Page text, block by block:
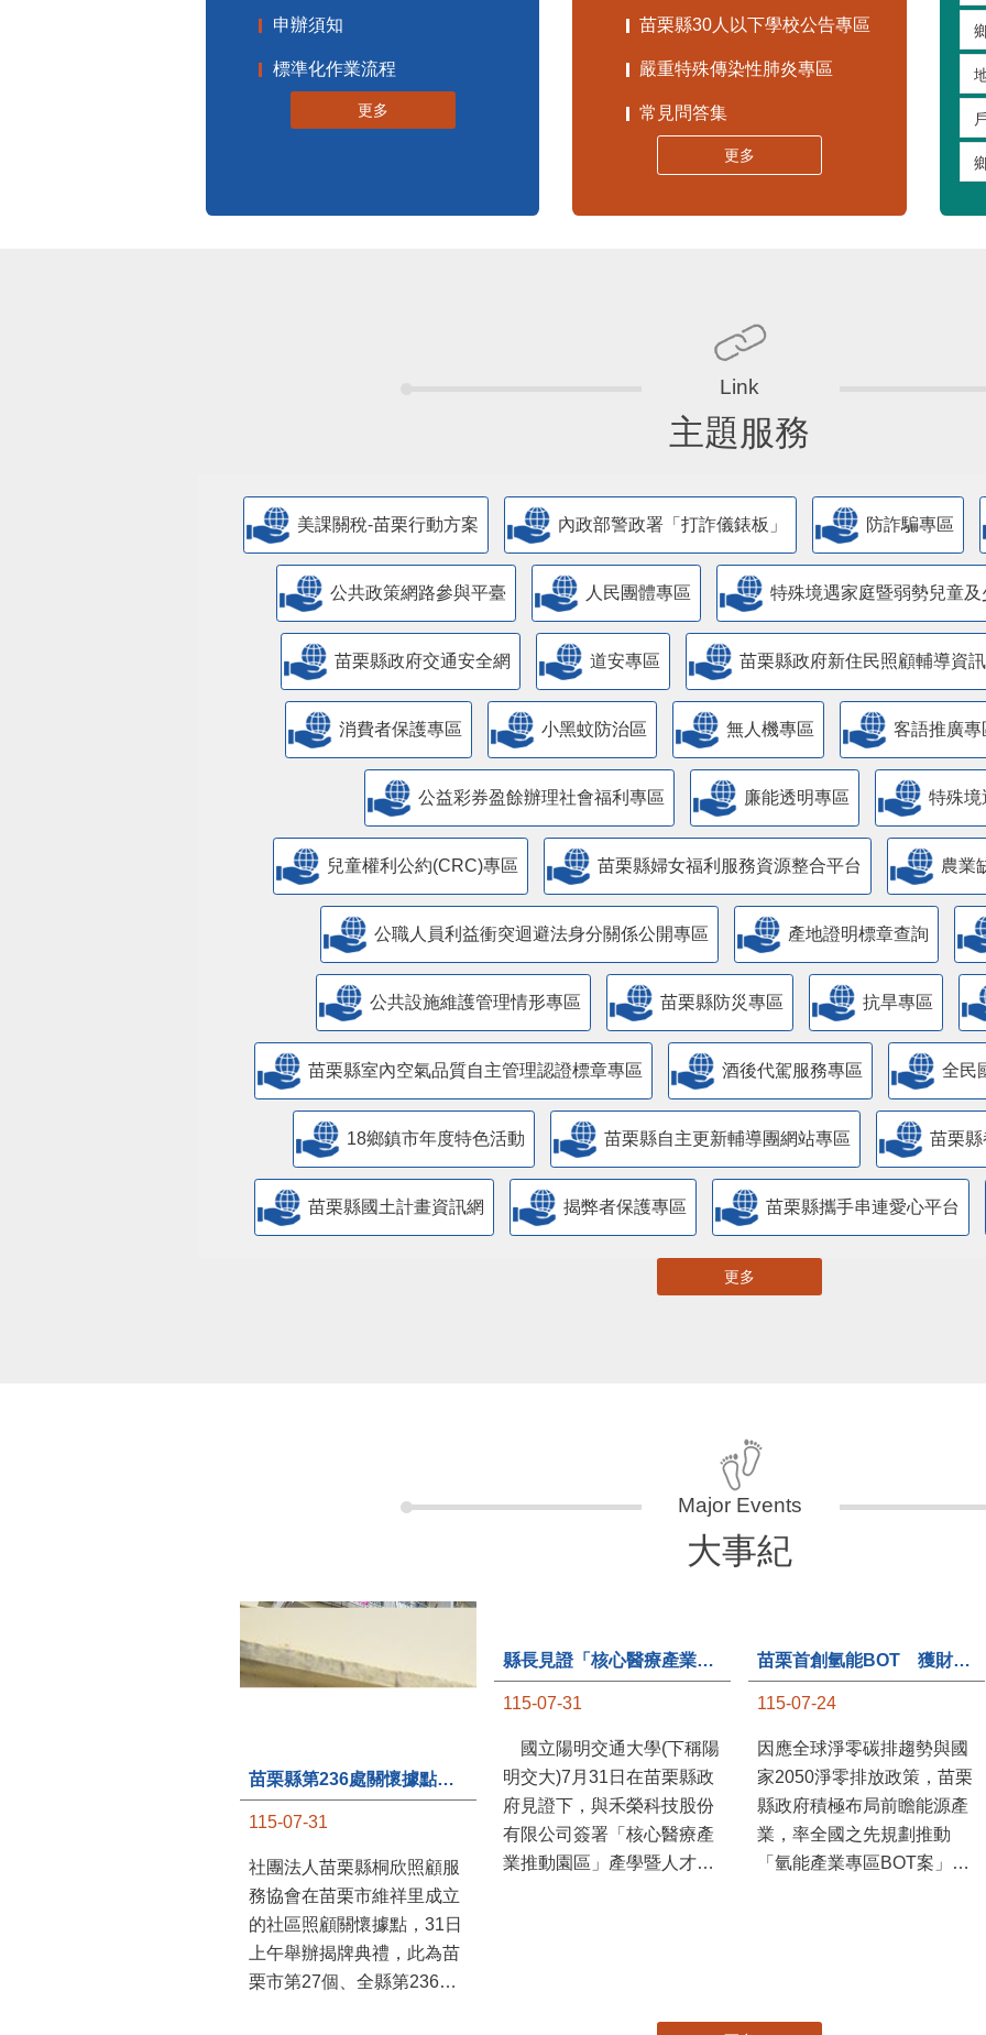
申辦須知
標準化作業流程
更多
苗栗縣30人以下學校公告專區
嚴重特殊傳染性肺炎專區
常見問答集
更多
主題服務
美課關稅-苗栗行動方案 內政部警政署「打詐儀錶板」 防詐騙專區
公共政策網路參與平臺 人民團體專區 特殊境遇家庭暨弱勢兒童
苗栗縣政府交通安全網 道安專區 苗栗縣政府新住民照顧輔導資
消費者保護專區 小黑蚊防治區 無人機專區 客語推廣專
公益彩券盈餘辦理社會福利專區 廉能透明專區 特殊境
兒童權利公約(CRC)專區 苗栗縣婦女福利服務資源整合平台 農業
公職人員利益衝突迴避法身分關係公開專區 產地證明標章查詢
​公共設施維護管理情形專區 苗栗縣防災專區 抗旱專區
苗栗縣室內空氣品質自主管理認證標章專區 酒後代駕服務專區 全民
18鄉鎮市年度特色活動 苗栗縣自主更新輔導團網站專區 苗栗
苗栗縣國土計畫資訊網 揭弊者保護專區 苗栗縣攜手串連愛心平台
更多
大事紀
苗栗縣第236處關懷據點在苗栗市維祥里揭牌
115-07-31
社團法人苗栗縣桐欣照顧服
務協會在苗栗市維祥里成立
的社區照顧關懷據點，31日
上午舉辦揭牌典禮，此為苗
栗市第27個、全縣第236處
縣長見證「核心醫療產業推動園區」產學合作簽約儀式
115-07-31
國立陽明交通大學(下稱陽
苗栗首創氫能BOT 獲財政部「突破之翼」肯定
115-07-24
透過促進民間參與公共建設